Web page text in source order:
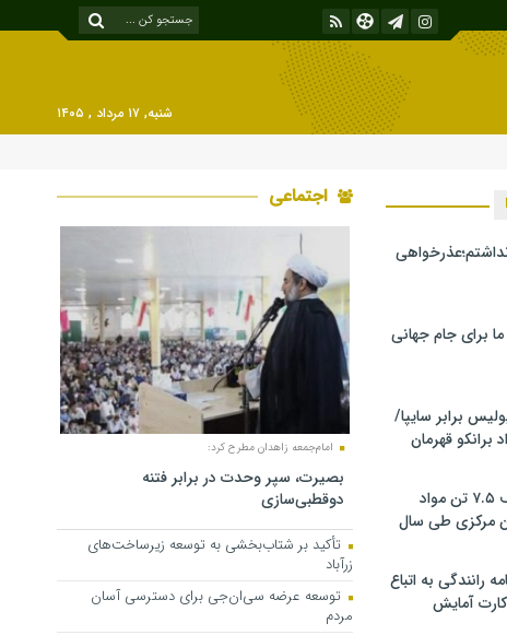
شنبه, ۱۷ مرداد , ۱۴۰۵
ما برای جام جهانی
برابر سایپا/
برانکو قهرمان
کشف و توقیف ۷.۵ تن مواد
مرکزی طی سال
رانندگی به اتباع
آمایش
اجتماعی
امام‌جمعه زاهدان مطرح کرد:
بصیرت، سپر وحدت در برابر فتنه
دوقطبی‌سازی
تأکید بر شتاب‌بخشی به توسعه زیرساخت‌های
زرآباد
توسعه عرضه سی‌ان‌جی برای دسترسی آسان
مردم